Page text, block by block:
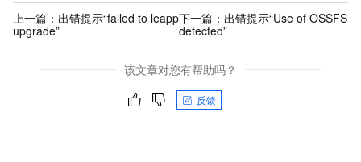
上一篇： 出错提示“failed to leapp
upgrade”
下一篇： 出错提示“Use of OSSFS
detected”
该文章对您有帮助吗？
反馈